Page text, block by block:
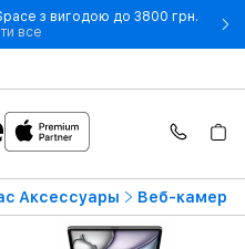
з вигодою до 3800 грн.
все- Оновіть iPhone за Trade-in
Аксессуары Веб-камеры